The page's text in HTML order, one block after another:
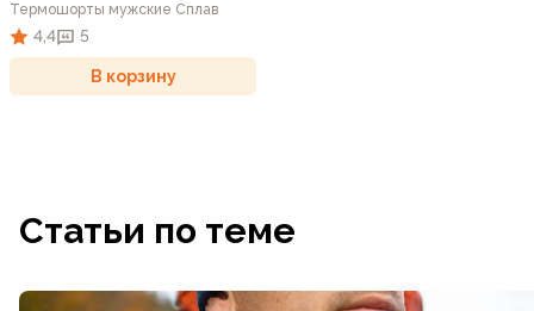
Термошорты мужские Сплав
4,4 5
В корзину
Статьи по теме